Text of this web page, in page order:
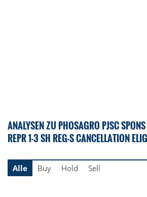
ANALYSEN ZU PHOSAGRO PJSC
REPR 1-3 SH REG-S CANCELLATION
Alle
Buy Hold Sell